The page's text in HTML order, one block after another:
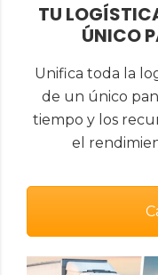
TU
ÚNICO
Unifica toda la
de un único
tiempo y los
el